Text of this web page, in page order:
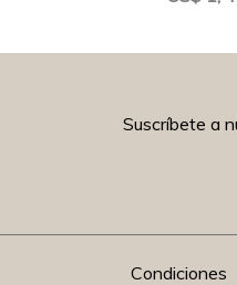
Suscríbete a
Condiciones